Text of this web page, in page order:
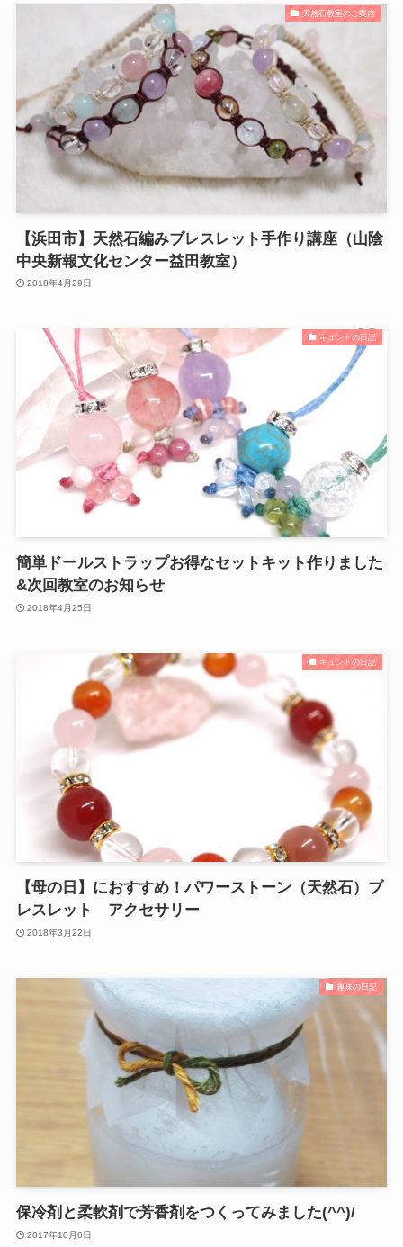
天然石教室のご案内
【浜田市】天然石編みブレスレット手作り講座（山陰
中央新報文化センター益田教室）
2018年4月29日
キュントの日記
簡単ドールストラップお得なセットキット作りました
&次回教室のお知らせ
2018年4月25日
キュントの日記
【母の日】におすすめ！パワーストーン（天然石）ブ
レスレット アクセサリー
2018年3月22日
趣味の日記
保冷剤と柔軟剤で芳香剤をつくってみました(^^)/
2017年10月6日